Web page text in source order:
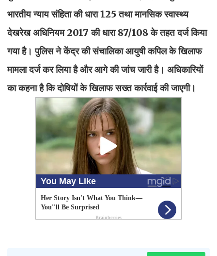
भारतीय न्याय संहिता की धारा 125 तथा मानसिक स्वास्थ्य
देखरेख अधिनियम 2017 की धारा 87/108 के तहत दर्ज किया
गया है। पुलिस ने केंद्र की संचालिका आयुषी कपिल के खिलाफ
मामला दर्ज कर लिया है और आगे की जांच जारी है। अधिकारियों
का कहना है कि दोषियों के खिलाफ सख्त कार्रवाई की जाएगी।